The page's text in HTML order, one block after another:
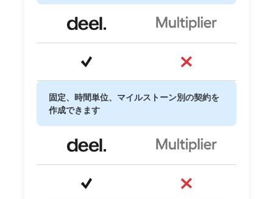
固定、時間単位、マイルストーン別の契約を
作成できます